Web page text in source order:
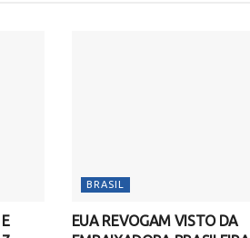
BRASIL
EUA REVOGAM VISTO DA